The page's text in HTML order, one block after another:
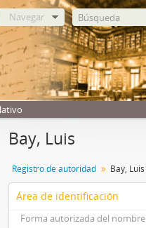
Navegar
Bay, Luis
Registro de autoridad Bay, Luis
Área de identificación
Forma autorizada del nombre